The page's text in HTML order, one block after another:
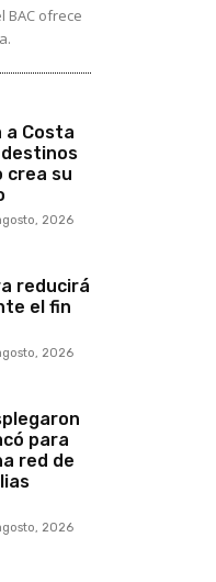
BAC ofrece
a Costa
crea su
2026
reducirá
el fin
2026
para
red de
2026